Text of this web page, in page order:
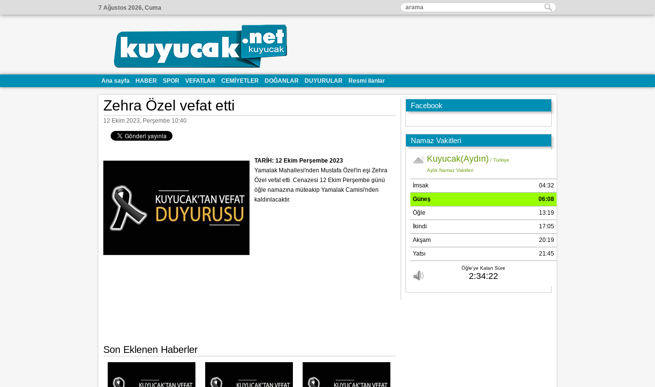
7 Ağustos 2026, Cuma
Ana sayfa HABER SPOR VEFATLAR CEMİYETLER DOĞANLAR DUYURULAR Resmi ilanlar
Facebook
Namaz Vakitleri
Zehra Özel vefat etti
12 Ekim 2023, Perşembe 10:40
TARİH: 12 Ekim Perşembe 2023
Yamalak Mahallesi'nden Mustafa Özel'in eşi Zehra
Özel vefat etti. Cenazesi 12 Ekim Perşembe günü
öğle namazına müteakip Yamalak Camisi'nden
kaldırılacaktır.
Son Eklenen Haberler